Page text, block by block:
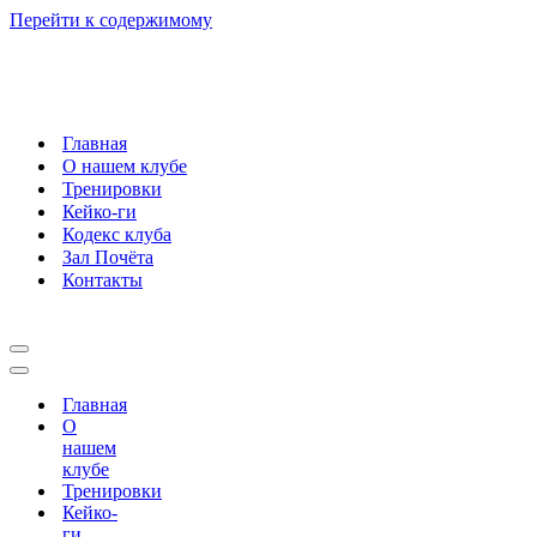
Перейти к содержимому
Главная
О нашем клубе
Тренировки
Кейко-ги
Кодекс клуба
Зал Почёта
Контакты
Меню
навигации
Меню
навигацииГлавная
О
нашем
клубе
Тренировки
Кейко-